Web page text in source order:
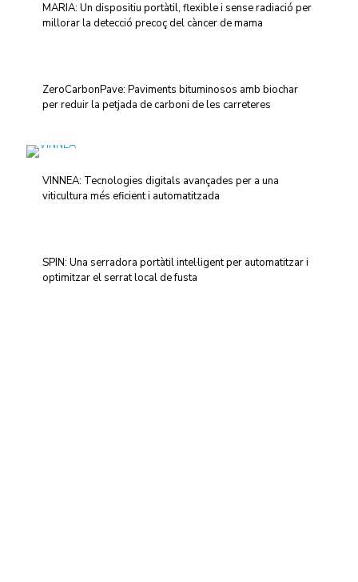
MARIA: Un dispositiu portàtil, flexible i sense radiació per
millorar la detecció precoç del càncer de mama
ZeroCarbonPave: Paviments bituminosos amb biochar
per reduir la petjada de carboni de les carreteres
VINNEA: Tecnologies digitals avançades per a una
viticultura més eficient i automatitzada
SPIN: Una serradora portàtil intel·ligent per automatitzar i
optimitzar el serrat local de fusta